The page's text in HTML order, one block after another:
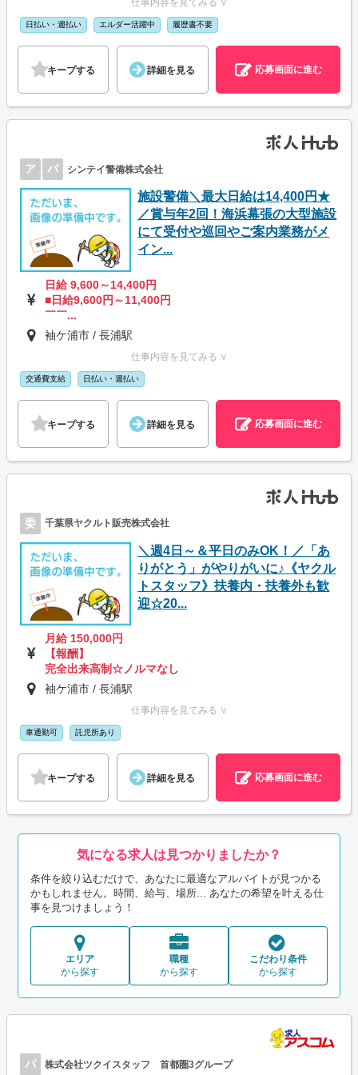
仕事内容を見てみる ∨
日払い・週払い エルダー活躍中 履歴書不要
キープする 詳細を見る 応募画面に進む
ア パ シンテイ警備株式会社
施設警備＼最大日給は14,400円★
／賞与年2回！海浜幕張の大型施設
にて受付や巡回やご案内業務がメ
イン...
日給 9,600～14,400円
■日給9,600円～11,400円
￣￣...
袖ケ浦市 / 長浦駅
仕事内容を見てみる ∨
交通費支給 日払い・週払い
キープする 詳細を見る 応募画面に進む
委 千葉県ヤクルト販売株式会社
＼週4日～＆平日のみOK！／「あ
りがとう」がやりがいに♪《ヤクル
トスタッフ》扶養内・扶養外も歓
迎☆20...
月給 150,000円
【報酬】
完全出来高制☆ノルマなし
袖ケ浦市 / 長浦駅
仕事内容を見てみる ∨
車通勤可 託児所あり
キープする 詳細を見る 応募画面に進む
気になる求人は見つかりましたか？
条件を絞り込むだけで、あなたに最適なアルバイトが見つかる
かもしれません。時間、給与、場所... あなたの希望を叶える仕
事を見つけましょう！
エリア
から探す
職種
から探す
こだわり条件
から探す
パ 株式会社ツクイスタッフ 首都圏3グループ